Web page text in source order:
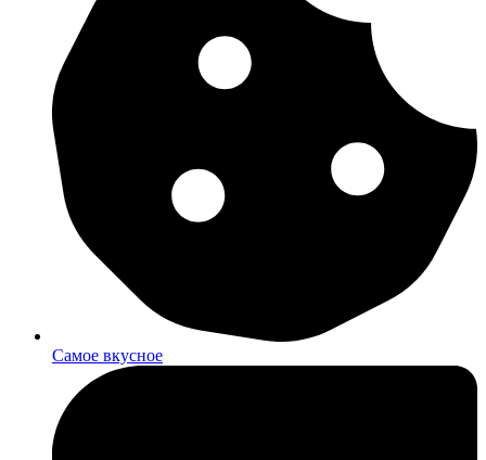
Самое вкусное